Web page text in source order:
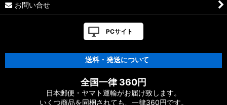
FW［VANQUISH］対応 カスタムパーツ
【シマノ】12-13ヴァンキッシュ&リミテッド［VANQUISH］
対応 カスタムパーツ
お問い合せ
PCサイト
送料・発送について
全国一律 360円
日本郵便・ヤマト運輸がお届け致します。
いくつ商品を同梱されても、一律360円です。